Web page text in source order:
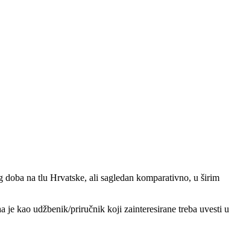
na tlu Hrvatske, ali sagledan komparativno, u širim
je kao udžbenik/priručnik koji zainteresirane treba uvesti u